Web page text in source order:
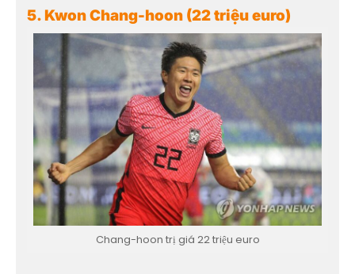
5. Kwon Chang-hoon (22 triệu euro)
Chang-hoon trị giá 22 triệu euro